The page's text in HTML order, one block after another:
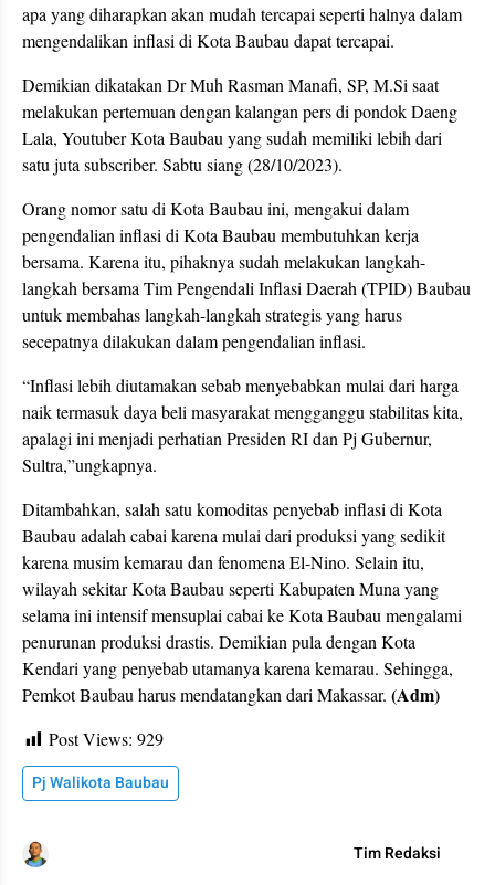
apa yang diharapkan akan mudah tercapai seperti halnya dalam
mengendalikan inflasi di Kota Baubau dapat tercapai.
Demikian dikatakan Dr Muh Rasman Manafi, SP, M.Si saat
melakukan pertemuan dengan kalangan pers di pondok Daeng
Lala, Youtuber Kota Baubau yang sudah memiliki lebih dari
satu juta subscriber. Sabtu siang (28/10/2023).
Orang nomor satu di Kota Baubau ini, mengakui dalam
pengendalian inflasi di Kota Baubau membutuhkan kerja
bersama. Karena itu, pihaknya sudah melakukan langkah-
langkah bersama Tim Pengendali Inflasi Daerah (TPID) Baubau
untuk membahas langkah-langkah strategis yang harus
secepatnya dilakukan dalam pengendalian inflasi.
“Inflasi lebih diutamakan sebab menyebabkan mulai dari harga
naik termasuk daya beli masyarakat mengganggu stabilitas kita,
apalagi ini menjadi perhatian Presiden RI dan Pj Gubernur,
Sultra,”ungkapnya.
Ditambahkan, salah satu komoditas penyebab inflasi di Kota
Baubau adalah cabai karena mulai dari produksi yang sedikit
karena musim kemarau dan fenomena El-Nino. Selain itu,
wilayah sekitar Kota Baubau seperti Kabupaten Muna yang
selama ini intensif mensuplai cabai ke Kota Baubau mengalami
penurunan produksi drastis. Demikian pula dengan Kota
Kendari yang penyebab utamanya karena kemarau. Sehingga,
Pemkot Baubau harus mendatangkan dari Makassar. (Adm)
Post Views: 929
Pj Walikota Baubau
Tim Redaksi